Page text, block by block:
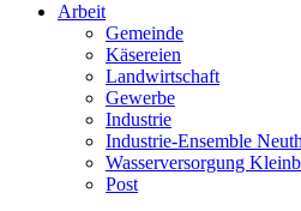
Arbeit
Gemeinde
Käsereien
Landwirtschaft
Gewerbe
Industrie
Industrie-Ensemble
Wasserversorgung
Post